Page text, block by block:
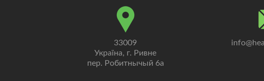
33009
Україна, г. Ривне
пер. Робитнычый 6а